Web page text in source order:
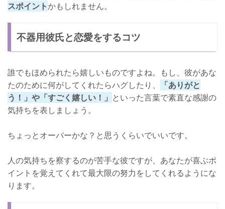
スポイントかもしれません。
不器用彼氏と恋愛をするコツ
誰でもほめられたら嬉しいものですよね。もし、彼があな
たのために何がしてくれたらハグしたり、
「ありがと
う！」や「すごく嬉しい！」 といった言葉で素直な感謝の
気持ちを表しましょう。
ちょっとオーバーかな？と思うくらいでいいです。
人の気持ちを察するのが苦手な彼ですが、あなたが喜ぶポ
イントを覚えてくれて最大限の努力をしてくれるようにな
ります。